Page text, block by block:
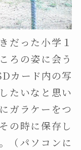
だった小学１
ろの姿に会う
カード内の写
たいなと思い
ガラケーをつ
の時に保存し
（パソコンに